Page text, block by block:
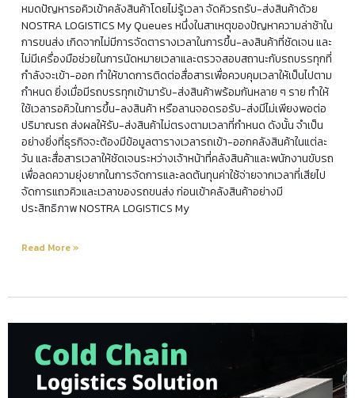
หมดปัญหารอคิวเข้าคลังสินค้าโดยไม่รู้เวลา จัดคิวรถรับ-ส่งสินค้าด้วย
NOSTRA LOGISTICS My Queues หนึ่งในสาเหตุของปัญหาความล่าช้าใน
การขนส่ง เกิดจากไม่มีการจัดตารางเวลาในการขึ้น-ลงสินค้าที่ชัดเจน และ
ไม่มีเครื่องมือช่วยในการนัดหมายเวลาและตรวจสอบสถานะกับรถบรรทุกที่
กำลังจะเข้า-ออก ทำให้ขาดการติดต่อสื่อสารเพื่อควบคุมเวลาให้เป็นไปตาม
กำหนด ยิ่งเมื่อมีรถบรรทุกเข้ามารับ-ส่งสินค้าพร้อมกันหลาย ๆ ราย ทำให้
ใช้เวลารอคิวในการขึ้น-ลงสินค้า หรือลานจอดรอรับ-ส่งมีไม่เพียงพอต่อ
ปริมาณรถ ส่งผลให้รับ-ส่งสินค้าไม่ตรงตามเวลาที่กำหนด ดังนั้น จำเป็น
อย่างยิ่งที่ธุรกิจจะต้องมีข้อมูลตารางเวลารถเข้า-ออกคลังสินค้าในแต่ละ
วัน และสื่อสารเวลาให้ชัดเจนระหว่างเจ้าหน้าที่คลังสินค้าและพนักงานขับรถ
เพื่อลดความยุ่งยากในการจัดการและลดต้นทุนค่าใช้จ่ายจากเวลาที่เสียไป
จัดการแถวคิวและเวลาของรถขนส่ง ก่อนเข้าคลังสินค้าอย่างมี
ประสิทธิภาพ NOSTRA LOGISTICS My
Read More »